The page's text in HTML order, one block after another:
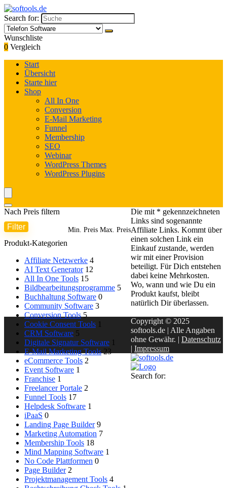
Search for:
Wunschliste
0 Vergleich
Start
Übersicht
Starte hier
Shop
All In One
Conversion
E-Mail Marketing
Funnel
Membership
SEO
Webinar
WordPress Themes
WordPress Plugins
Nach Preis filtern
Min. Preis Max. Preis
Filter
Produkt-Kategorien
Affiliate Netzwerke 4
AI Text Generator 12
All In One Tools 15
Bildbearbeitungsprogramme 5
Buchhaltung Software 0
Community Software 3
Conversion Tools 5
Cookie Consent Tools 1
CRM Software 5
Digitale Signatur Software 1
E-Mail Marketing Tools 23
eCommerce Tools 2
Event Software 1
Franchise 1
Freelancer Portale 2
Funnel Tools 17
Helpdesk Software 1
iPaaS 0
Landing Page Builder 9
Marketing Automation 7
Membership Tools 18
Mind Mapping Software 1
No Code Plattformen 0
Page Builder 2
Projektmanagement Tools 4
Die mit * gekennzeichneten
Links sind sogenannte
Affiliate Links. Kommt über
einen solchen Link ein
Einkauf zustande, werden
wir mit einer Provision
beteiligt. Für Dich entstehen
dabei keine Mehrkosten.
Wo, wann und wie Du ein
Produkt kaufst, bleibt
natürlich Dir überlassen.
Copyright © 2025
softools.de | Alle Angaben
ohne Gewähr. | Datenschutz
| Impressum
Search for: